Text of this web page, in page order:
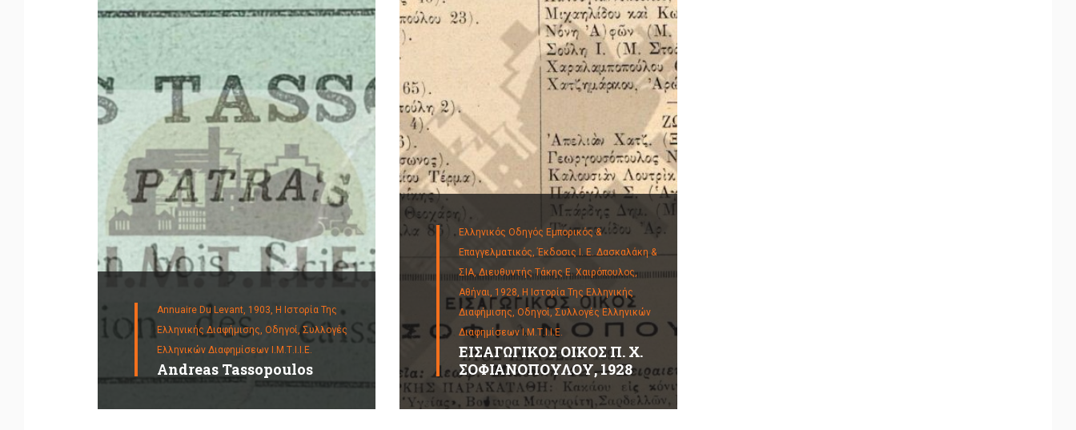
Annuaire Du Levant, 1903, Η Ιστορία Της
Ελληνικής Διαφήμισης, Οδηγοί, Συλλογές
Ελληνικών Διαφημίσεων Ι.Μ.Τ.Ι.Ι.Ε.
Andreas Tassopoulos
Ελληνικός Οδηγός Εμπορικός &
Επαγγελματικός, Έκδοσις Ι. Ε. Δασκαλάκη &
ΣΙΑ, Διευθυντής Τάκης Ε. Χαιρόπουλος,
Αθήναι, 1928, Η Ιστορία Της Ελληνικής
Διαφήμισης,Οδηγοί,Συλλογές Ελληνικών
Διαφημίσεων Ι.Μ.Τ.Ι.Ι.Ε.
ΕΙΣΑΓΩΓΙΚΟΣ ΟΙΚΟΣ Π. Χ.
ΣΟΦΙΑΝΟΠΟΥΛΟΥ, 1928